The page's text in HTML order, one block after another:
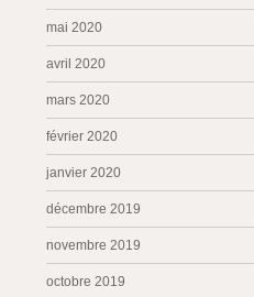
mai 2020
avril 2020
mars 2020
février 2020
janvier 2020
décembre 2019
novembre 2019
octobre 2019